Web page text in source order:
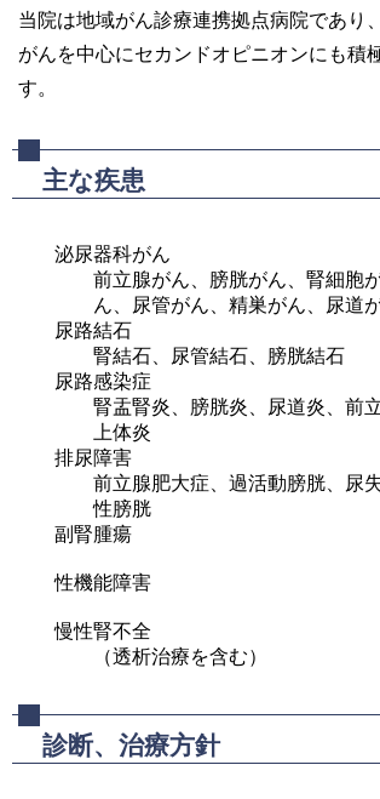
当院は地域がん診療連携拠点病院であり
がんを中心にセカンドオピニオンにも積
す。
主な疾患
泌尿器科がん
前立腺がん、膀胱がん、腎細胞
ん、尿管がん、精巣がん、尿道
尿路結石
腎結石、尿管結石、膀胱結石
尿路感染症
腎盂腎炎、膀胱炎、尿道炎、前
上体炎
排尿障害
前立腺肥大症、過活動膀胱、尿
性膀胱
副腎腫瘍
性機能障害
慢性腎不全
（透析治療を含む）
診断、治療方針